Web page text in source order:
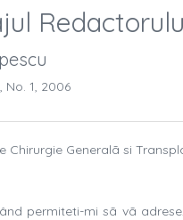
No. 1, 2006
Chirurgie Generalã si
permiteti-mi sã vã